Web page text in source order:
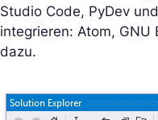
Studio Code, PyDev
integrieren: Atom, GNU
dazu.